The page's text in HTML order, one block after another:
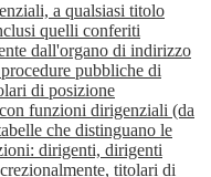
a qualsiasi titolo
quelli conferiti
dall'organo di indirizzo
pubbliche di
di posizione
funzioni dirigenziali (da
che distinguano le
dirigenti, dirigenti
titolari di